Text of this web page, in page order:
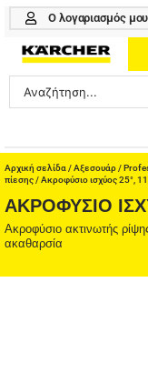
Μετάβαση
περιεχόμενο
Ο λογαριασμός μου
Search
...
ONLINE SHOP
HOME & GARDEN
PROFESSIONAL
Αρχική σελίδα /Αξεσουάρ/
πίεσης/ Ακροφύσιο ισχύος 25°,
ΑΚΡΟΦΎΣΙΟ
Ακροφύσιο ακτινωτής
ακαθαρσία